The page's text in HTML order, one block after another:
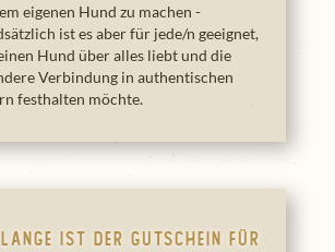
eigenen Hund zu machen -
ist es aber für jede/n geeignet,
Hund über alles liebt und die
Verbindung in authentischen
festhalten möchte.
lange ist der Gutschein für